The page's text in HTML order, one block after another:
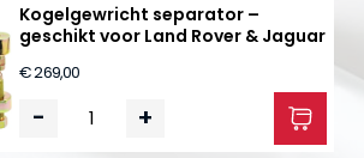
Kogelgewricht separator –
geschikt voor Land Rover & Jaguar
€ 269,00
- +